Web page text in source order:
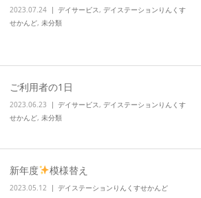
2023.07.24 デイサービス, デイステーションりんくす
せかんど, 未分類
ご利用者の1日
2023.06.23 デイサービス, デイステーションりんくす
せかんど, 未分類
新年度 模様替え
2023.05.12 デイステーションりんくすせかんど